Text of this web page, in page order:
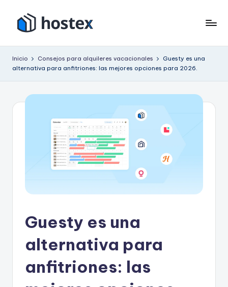
Saltar
contenido
o
s
alquiler
piloto
Inicio Consejos para alquileres vacacionales
Guesty es una
alternativa para anfitriones: las mejores opciones para 2026.
Guesty es una
alternativa para
anfitriones: las